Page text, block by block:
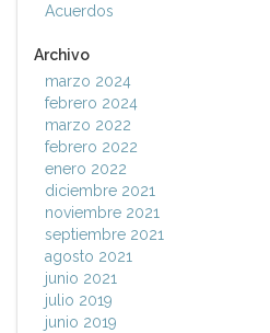
Acuerdos
Archivo
marzo 2024
febrero 2024
marzo 2022
febrero 2022
enero 2022
diciembre 2021
noviembre 2021
septiembre 2021
agosto 2021
junio 2021
julio 2019
junio 2019